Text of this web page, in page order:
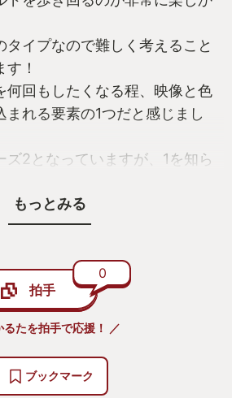
タイプなので難しく考えること
！
何回もしたくなる程、映像と色
まれる要素の1つだと感じまし
ズ2となっていますが、1を知ら
しいです！
もっとみる
拍手
0
るたを拍手で応援！ ／
ブックマーク